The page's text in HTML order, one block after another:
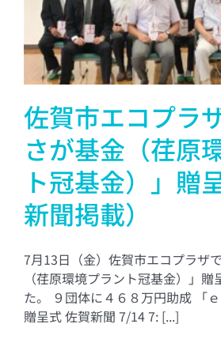
佐賀市エコプラ
さが基金（荏原
ト冠基金）」贈
新聞掲載）
7月13日（金）佐賀市エコプラザ
（荏原環境プラント冠基金）」
た。 ９団体に４６８万円助成 「
贈呈式 佐賀新聞 7/14 7: [...]